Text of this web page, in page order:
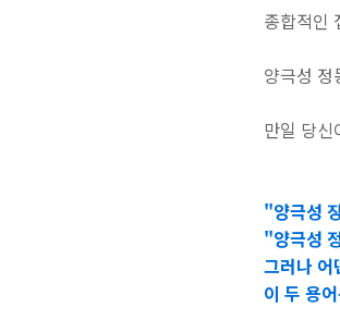
종합적인
양극성
만일 당
"양극성
"양극성
그러나
이 두 용